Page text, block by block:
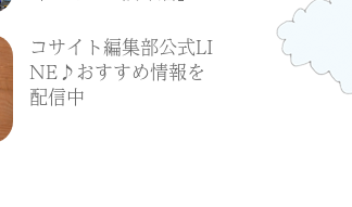
コサイト編集部公式LI
NE♪おすすめ情報を
配信中